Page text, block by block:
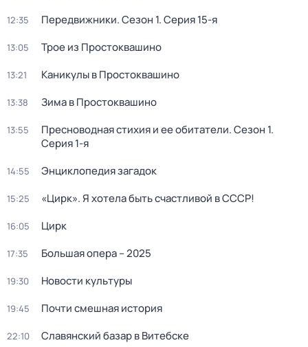
12:35 Передвижники. Сезон 1. Серия 15-я
13:05 Трое из Простоквашино
13:21 Каникулы в Простоквашино
13:38 Зима в Простоквашино
13:55 Пресноводная стихия и ее обитатели. Сезон 1.
Серия 1-я
14:55 Энциклопедия загадок
15:25 «Цирк». Я хотела быть счастливой в СССР!
16:05 Цирк
17:35 Большая опера – 2025
19:30 Новости культуры
19:45 Почти смешная история
22:10 Славянский базар в Витебске